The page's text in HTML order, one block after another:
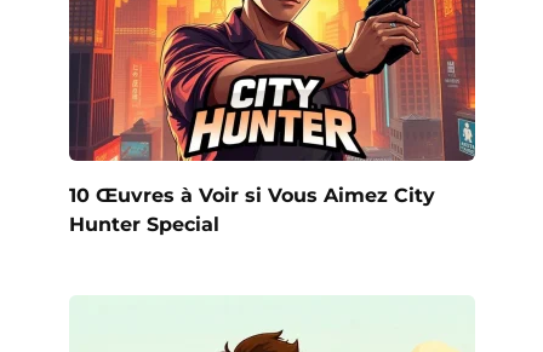
10 Œuvres à Voir si Vous Aimez City
Hunter Special